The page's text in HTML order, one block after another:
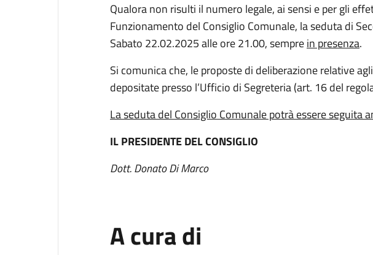
Qualora non risulti il numero legale, ai sensi e per gli
Funzionamento del Consiglio Comunale, la seduta di
Sabato 22.02.2025 alle ore 21.00, semprein presenza.
Si comunica che, le proposte di deliberazione relative
depositate presso l’Ufficio di Segreteria (art. 16 del
La seduta del Consiglio Comunale potrà essere seguita
IL PRESIDENTE DEL CONSIGLIO
Dott. Donato Di Marco
A cura di